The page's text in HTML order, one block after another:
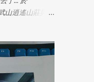
山逍遙山莊與大